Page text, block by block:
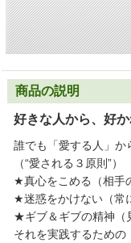
商品の説明
好きな人から、好
誰でも「愛する人」か
（“愛される３原則”）
★真心をこめる（相手
★迷惑をかけない（常
★ギブ＆ギブの精神（
それを実践するための